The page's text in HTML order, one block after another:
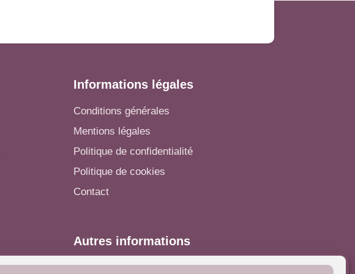
Informations légales
Conditions générales
Mentions légales
Politique de confidentialité
Politique de cookies
Contact
Autres informations
S'inscrire dans l'Annuaire